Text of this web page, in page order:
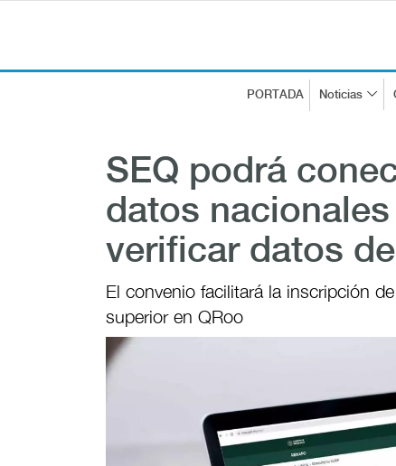
PORTADA Noticias
SEQ podrá
datos
verificar datos
El convenio facilitará la inscripción
superior en QRoo